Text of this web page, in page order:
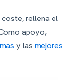
coste, rellena el
apoyo,
y las mejores